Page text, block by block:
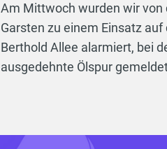
Am Mittwoch wurden wir von
Garsten zu einem Einsatz auf
Berthold Allee alarmiert, bei
ausgedehnte Ölspur